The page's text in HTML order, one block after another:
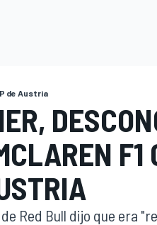
de Austria
F1
Red Bull dijo que era